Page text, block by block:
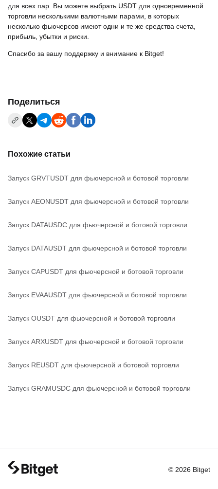
для всех пар. Вы можете выбрать USDT для одновременной
торговли несколькими валютными парами, в которых
несколько фьючерсов имеют одни и те же средства счета,
прибыль, убытки и риски.
Спасибо за вашу поддержку и внимание к Bitget!
Поделиться
Похожие статьи
Запуск GRVTUSDT для фьючерсной и ботовой торговли
Запуск AEONUSDT для фьючерсной и ботовой торговли
Запуск DATAUSDC для фьючерсной и ботовой торговли
Запуск DATAUSDT для фьючерсной и ботовой торговли
Запуск CAPUSDT для фьючерсной и ботовой торговли
Запуск EVAAUSDT для фьючерсной и ботовой торговли
Запуск OUSDT для фьючерсной и ботовой торговли
Запуск ARXUSDT для фьючерсной и ботовой торговли
Запуск REUSDT для фьючерсной и ботовой торговли
Запуск GRAMUSDC для фьючерсной и ботовой торговли
© 2026 Bitget